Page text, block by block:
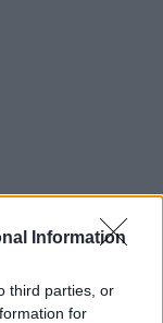
Information
third parties, or
for